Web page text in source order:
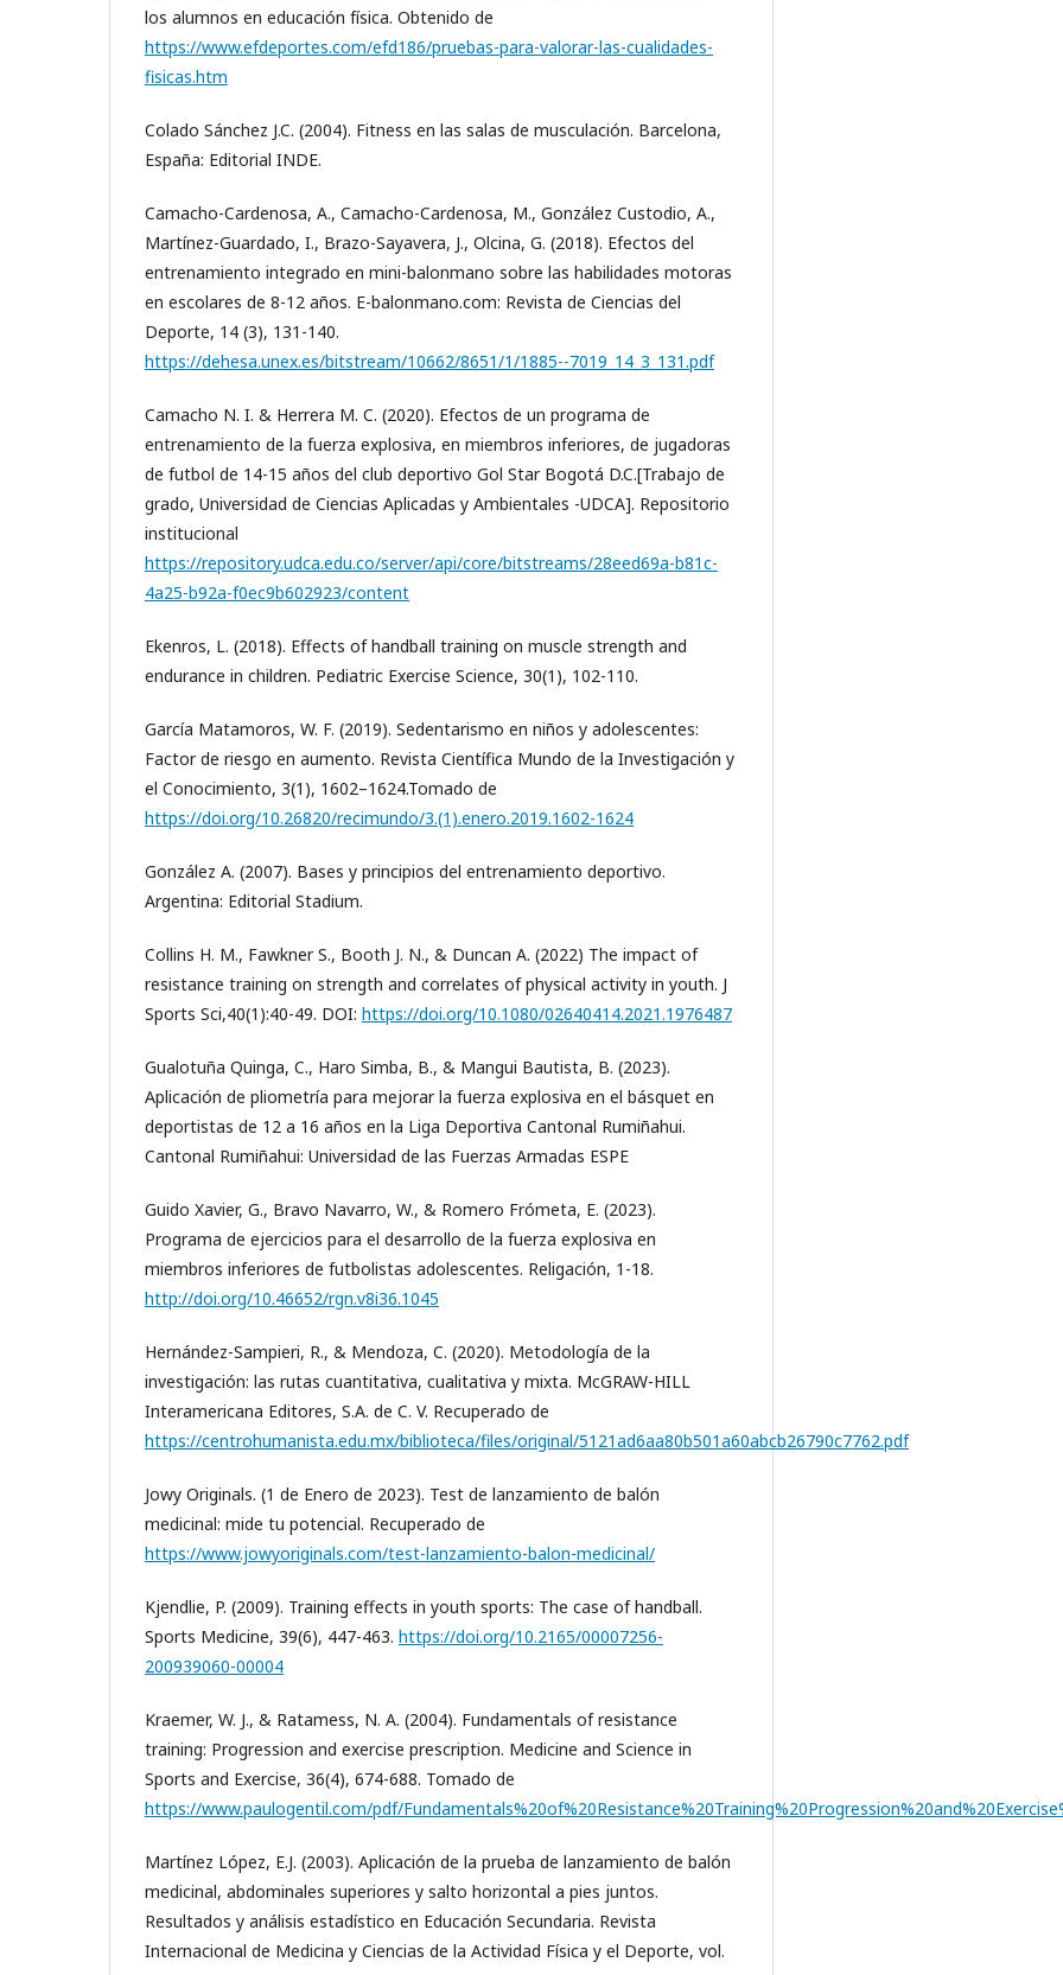
los alumnos en educación física. Obtenido de
https://www.efdeportes.com/efd186/pruebas-para-valorar-las-cualidades-
fisicas.htm
Colado Sánchez J.C. (2004). Fitness en las salas de musculación. Barcelona,
España: Editorial INDE.
Camacho-Cardenosa, A., Camacho-Cardenosa, M., González Custodio, A.,
Martínez-Guardado, I., Brazo-Sayavera, J., Olcina, G. (2018). Efectos del
entrenamiento integrado en mini-balonmano sobre las habilidades motoras
en escolares de 8-12 años. E-balonmano.com: Revista de Ciencias del
Deporte, 14 (3), 131-140.
https://dehesa.unex.es/bitstream/10662/8651/1/1885--7019_14_3_131.pdf
Camacho N. I. & Herrera M. C. (2020). Efectos de un programa de
entrenamiento de la fuerza explosiva, en miembros inferiores, de jugadoras
de futbol de 14-15 años del club deportivo Gol Star Bogotá D.C.[Trabajo de
grado, Universidad de Ciencias Aplicadas y Ambientales -UDCA]. Repositorio
institucional
https://repository.udca.edu.co/server/api/core/bitstreams/28eed69a-b81c-
4a25-b92a-f0ec9b602923/content
Ekenros, L. (2018). Effects of handball training on muscle strength and
endurance in children. Pediatric Exercise Science, 30(1), 102-110.
García Matamoros, W. F. (2019). Sedentarismo en niños y adolescentes:
Factor de riesgo en aumento. Revista Científica Mundo de la Investigación y
el Conocimiento, 3(1), 1602–1624.Tomado de
https://doi.org/10.26820/recimundo/3.(1).enero.2019.1602-1624
González A. (2007). Bases y principios del entrenamiento deportivo.
Argentina: Editorial Stadium.
Collins H. M., Fawkner S., Booth J. N., & Duncan A. (2022) The impact of
resistance training on strength and correlates of physical activity in youth. J
Sports Sci,40(1):40-49. DOI: https://doi.org/10.1080/02640414.2021.1976487
Gualotuña Quinga, C., Haro Simba, B., & Mangui Bautista, B. (2023).
Aplicación de pliometría para mejorar la fuerza explosiva en el básquet en
deportistas de 12 a 16 años en la Liga Deportiva Cantonal Rumiñahui.
Cantonal Rumiñahui: Universidad de las Fuerzas Armadas ESPE
Guido Xavier, G., Bravo Navarro, W., & Romero Frómeta, E. (2023).
Programa de ejercicios para el desarrollo de la fuerza explosiva en
miembros inferiores de futbolistas adolescentes. Religación, 1-18.
http://doi.org/10.46652/rgn.v8i36.1045
Hernández-Sampieri, R., & Mendoza, C. (2020). Metodología de la
investigación: las rutas cuantitativa, cualitativa y mixta. McGRAW-HILL
Interamericana Editores, S.A. de C. V. Recuperado de
https://centrohumanista.edu.mx/biblioteca/files/original/5121ad6aa80b501a60abcb26790c7762.pdf
Jowy Originals. (1 de Enero de 2023). Test de lanzamiento de balón
medicinal: mide tu potencial. Recuperado de
https://www.jowyoriginals.com/test-lanzamiento-balon-medicinal/
Kjendlie, P. (2009). Training effects in youth sports: The case of handball.
Sports Medicine, 39(6), 447-463. https://doi.org/10.2165/00007256-
200939060-00004
Kraemer, W. J., & Ratamess, N. A. (2004). Fundamentals of resistance
training: Progression and exercise prescription. Medicine and Science in
Sports and Exercise, 36(4), 674-688. Tomado de
https://www.paulogentil.com/pdf/
Martínez López, E.J. (2003). Aplicación de la prueba de lanzamiento de balón
medicinal, abdominales superiores y salto horizontal a pies juntos.
Resultados y análisis estadístico en Educación Secundaria. Revista
Internacional de Medicina y Ciencias de la Actividad Física y el Deporte, vol.